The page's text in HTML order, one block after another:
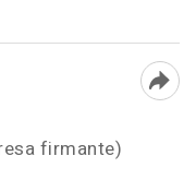
firmante)